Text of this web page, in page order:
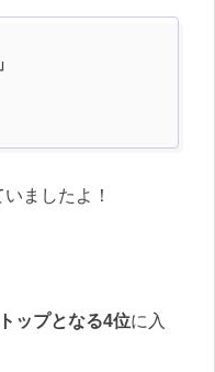
ましたよ！
ップとなる4位に入